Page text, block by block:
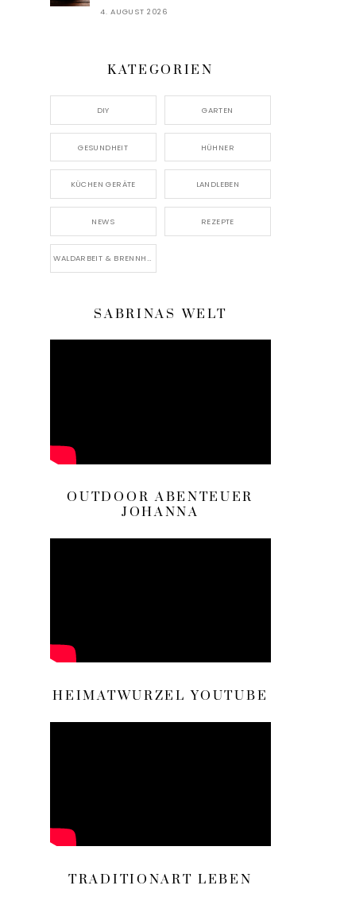
4. AUGUST 2026
KATEGORIEN
DIY GARTEN
GESUNDHEIT HÜHNER
KÜCHEN GERÄTE LANDLEBEN
NEWS REZEPTE
WALDARBEIT & BRENNHOLZ
SABRINAS WELT
OUTDOOR ABENTEUER
JOHANNA
HEIMATWURZEL YOUTUBE
TRADITIONART LEBEN